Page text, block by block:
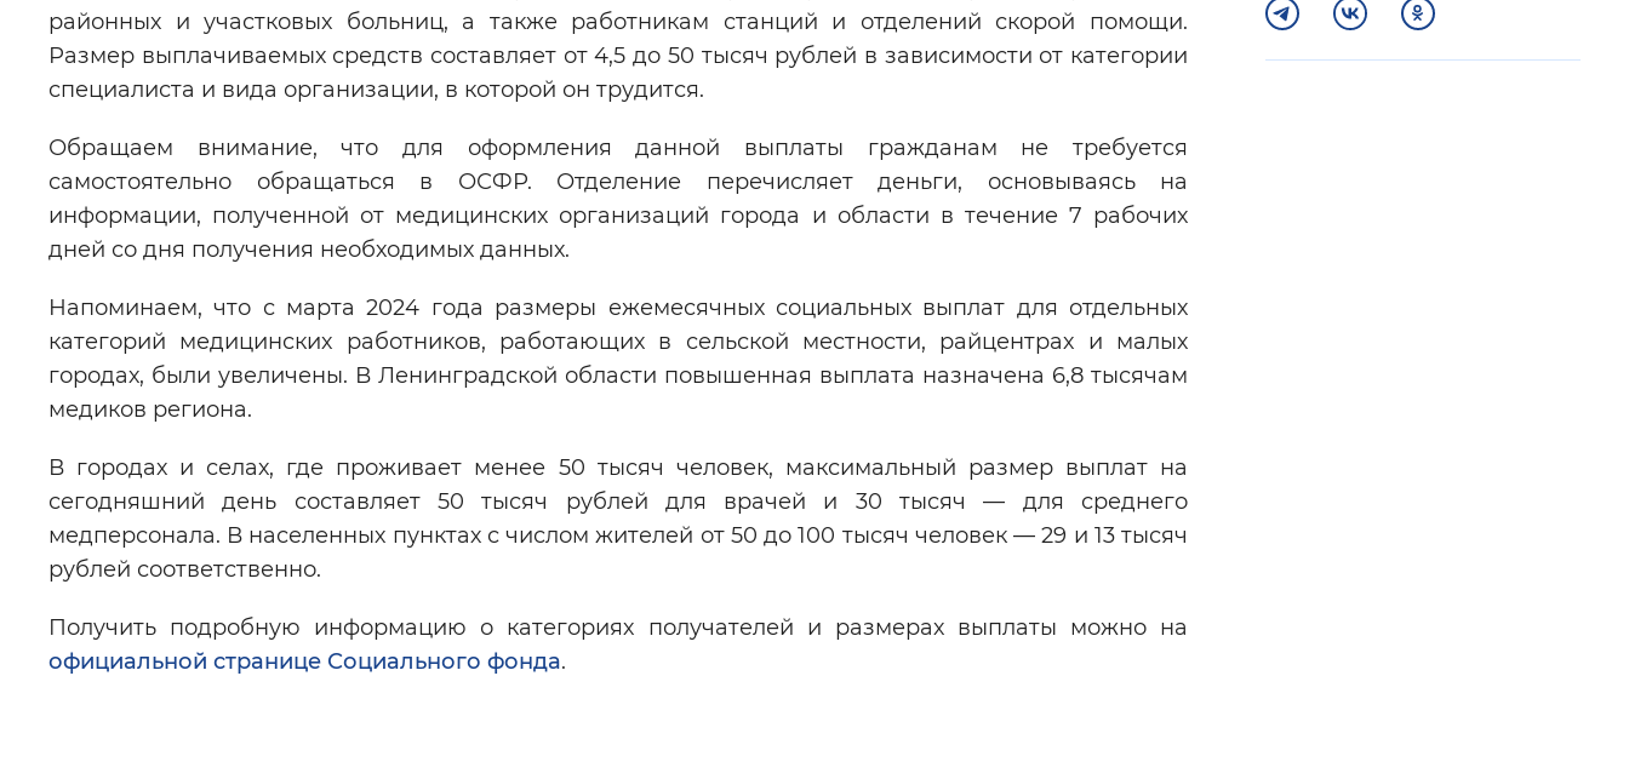
Вернуть стандартные настройки Закрыть
районных и участковых больниц, а также работникам станций и отделений скорой помощи.
Размер выплачиваемых средств составляет от 4,5 до 50 тысяч рублей в зависимости от категории
специалиста и вида организации, в которой он трудится.
Обращаем внимание, что для оформления данной выплаты гражданам не требуется
самостоятельно обращаться в ОСФР. Отделение перечисляет деньги, основываясь на
информации, полученной от медицинских организаций города и области в течение 7 рабочих
дней со дня получения необходимых данных.
Напоминаем, что с марта 2024 года размеры ежемесячных социальных выплат для отдельных
категорий медицинских работников, работающих в сельской местности, райцентрах и малых
городах, были увеличены. В Ленинградской области повышенная выплата назначена 6,8 тысячам
медиков региона.
В городах и селах, где проживает менее 50 тысяч человек, максимальный размер выплат на
сегодняшний день составляет 50 тысяч рублей для врачей и 30 тысяч — для среднего
медперсонала. В населенных пунктах с числом жителей от 50 до 100 тысяч человек — 29 и 13 тысяч
рублей соответственно.
Получить подробную информацию о категориях получателей и размерах выплаты можно на
официальной странице Социального фондa.